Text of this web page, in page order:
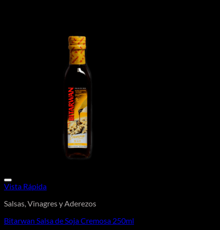
Vista Rápida
Salsas, Vinagres y Aderezos
Bitarwan Salsa de Soja Cremosa 250ml